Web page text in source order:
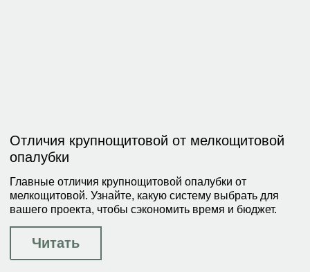
Отличия крупнощитовой от мелкощитовой
опалубки
Главные отличия крупнощитовой опалубки от
мелкощитовой. Узнайте, какую систему выбрать для
вашего проекта, чтобы сэкономить время и бюджет.
Читать